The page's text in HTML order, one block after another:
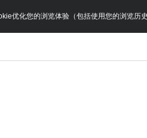
优化您的浏览体验（包括使用您的浏览历